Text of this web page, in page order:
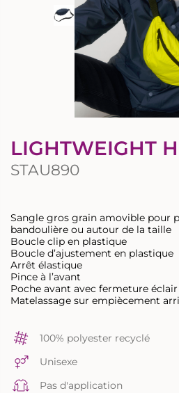
LIGHTWEIGHT
STAU890
Sangle gros grain amovible pour
bandoulière ou autour de la taille
Boucle clip en plastique
Boucle d’ajustement en plastique
Arrêt élastique
Pince à l’avant
Poche avant avec fermeture
Matelassage sur empiècement
100% polyester recyclé
Unisexe
Pas d'application